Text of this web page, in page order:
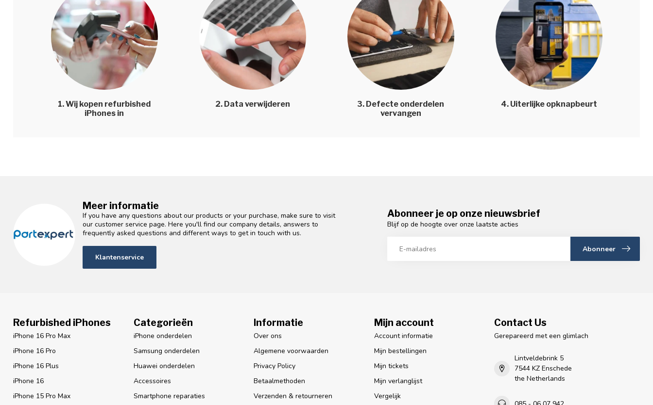
1. Wij kopen refurbished
iPhones in
2. Data verwijderen
3. Defecte onderdelen
vervangen
4. Uiterlijke opknapbeurt
Meer informatie
If you have any questions about our products or your purchase, make sure to visit
our customer service page. Here you'll find our company details, answers to
frequently asked questions and different ways to get in touch with us.
Klantenservice
Abonneer je op onze nieuwsbrief
Blijf op de hoogte over onze laatste acties
Abonneer
Refurbished iPhones
iPhone 16 Pro Max
iPhone 16 Pro
iPhone 16 Plus
iPhone 16
iPhone 15 Pro Max
Categorieën
iPhone onderdelen
Samsung onderdelen
Huawei onderdelen
Accessoires
Smartphone reparaties
Informatie
Over ons
Algemene voorwaarden
Privacy Policy
Betaalmethoden
Verzenden & retourneren
Mijn account
Account informatie
Mijn bestellingen
Mijn tickets
Mijn verlanglijst
Vergelijk
Contact Us
Gerepareerd met een glimlach
Lintveldebrink 5
7544 KZ Enschede
the Netherlands